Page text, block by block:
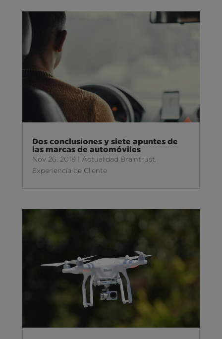
Dos conclusiones y siete apuntes de
las marcas de automóviles
Nov 26, 2019 Actualidad Braintrust
Experiencia de Cliente